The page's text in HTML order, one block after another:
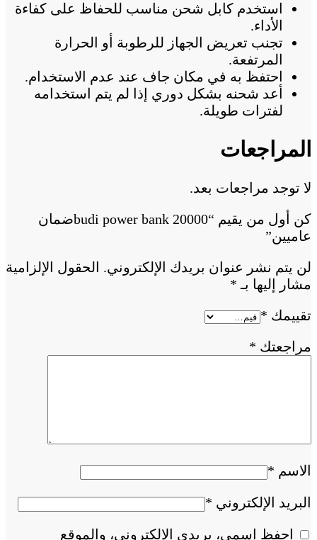
استخدم كابل شحن مناسب للحفاظ على كفاءة
الأداء.
تجنب تعريض الجهاز للرطوبة أو الحرارة
المرتفعة.
احتفظ به في مكان جاف عند عدم الاستخدام.
أعد شحنه بشكل دوري إذا لم يتم استخدامه
لفترات طويلة.
المراجعات
لا توجد مراجعات بعد.
كن أول من يقيم “budi power bank 20000ضمان
عاميين”
لن يتم نشر عنوان بريدك الإلكتروني. الحقول الإلزامية
مشار إليها بـ *
تقييمك *
مراجعتك *
الاسم *
البريد الإلكتروني *
احفظ اسمي، بريدي الإلكتروني، والموقع